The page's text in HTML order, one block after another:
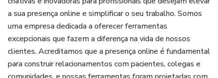
E não é só isso! Ainda tem mais! Você ainda terá direito a
um Bônus Exclusivo:
✔ + de 50 modelos de capas de destaque para o
Instagram;
a sua presença online e simplificar o seu trabalho. Somos
uma empresa dedicada a oferecer ferramentas
excepcionais que fazem a diferença na vida de nossos
clientes. Acreditamos que a presença online é fundamental
para construir relacionamentos com pacientes, colegas e